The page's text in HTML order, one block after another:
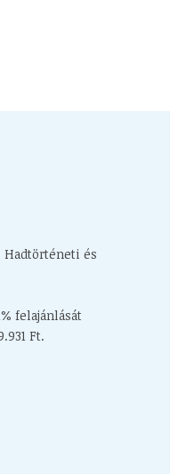
Hadtörténeti és
felajánlását
Ft.